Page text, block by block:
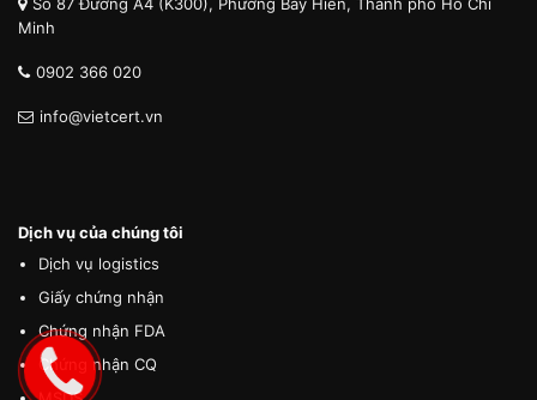
Minh
0902 366 020
info@vietcert.vn
Dịch vụ của chúng tôi
Dịch vụ logistics
Giấy chứng nhận
Chứng nhận FDA
Chứng nhận CQ